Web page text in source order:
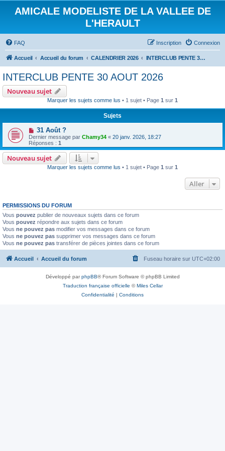
AMICALE MODELISTE DE LA VALLEE DE
L'HERAULT
FAQ Connexion
Inscription
Accueil Accueil du forum CALENDRIER 2026 INTERCLUB PENTE 30 AOUT 2026
INTERCLUB PENTE 30 AOUT 2026
Nouveau sujet
Marquer les sujets comme lus • 1 sujet • Page 1 sur 1
Sujets
31 Août ?
Dernier message par Chamy34 « 20 janv. 2026, 18:27
Réponses : 1
Nouveau sujet
Marquer les sujets comme lus • 1 sujet • Page 1 sur 1
Aller
PERMISSIONS DU FORUM
Vous pouvez publier de nouveaux sujets dans ce forum
Vous pouvez répondre aux sujets dans ce forum
Vous ne pouvez pas modifier vos messages dans ce forum
Vous ne pouvez pas supprimer vos messages dans ce forum
Vous ne pouvez pas transférer de pièces jointes dans ce forum
Accueil Accueil du forum Fuseau horaire sur UTC+02:00
Développé parphpBB® Forum Software © phpBB Limited
Traduction française officielle ©Miles Cellar
Confidentialité | Conditions